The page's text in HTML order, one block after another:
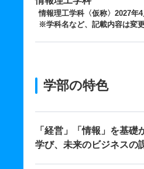
情報理工学科〈仮称〉2027年
※学科名など、記載内容は変
学部の特色
「経営」「情報」を基礎
学び、未来のビジネスの